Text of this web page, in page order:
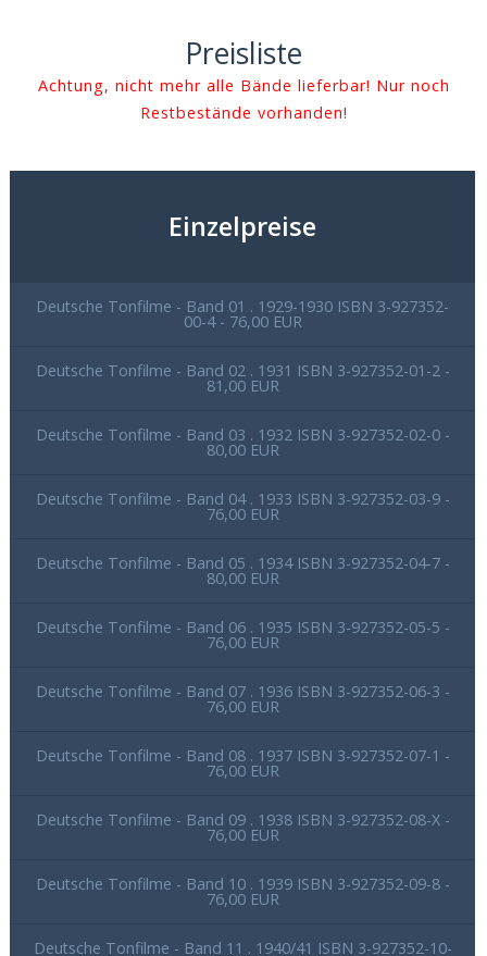
Preisliste
Achtung, nicht mehr alle Bände lieferbar! Nur noch
Restbestände vorhanden!
Einzelpreise
Deutsche Tonfilme - Band 01 . 1929-1930 ISBN 3-927352-
00-4 - 76,00 EUR
Deutsche Tonfilme - Band 02 . 1931 ISBN 3-927352-01-2 -
81,00 EUR
Deutsche Tonfilme - Band 03 . 1932 ISBN 3-927352-02-0 -
80,00 EUR
Deutsche Tonfilme - Band 04 . 1933 ISBN 3-927352-03-9 -
76,00 EUR
Deutsche Tonfilme - Band 05 . 1934 ISBN 3-927352-04-7 -
80,00 EUR
Deutsche Tonfilme - Band 06 . 1935 ISBN 3-927352-05-5 -
76,00 EUR
Deutsche Tonfilme - Band 07 . 1936 ISBN 3-927352-06-3 -
76,00 EUR
Deutsche Tonfilme - Band 08 . 1937 ISBN 3-927352-07-1 -
76,00 EUR
Deutsche Tonfilme - Band 09 . 1938 ISBN 3-927352-08-X -
76,00 EUR
Deutsche Tonfilme - Band 10 . 1939 ISBN 3-927352-09-8 -
76,00 EUR
Deutsche Tonfilme - Band 11 . 1940/41 ISBN 3-927352-10-